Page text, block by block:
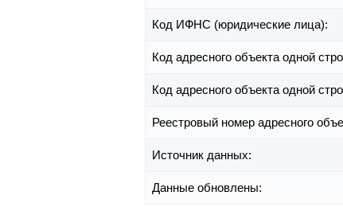
Код ИФНС (юридические лица):
Код адресного объекта одной
Код адресного объекта одной
Реестровый номер адресного
Источник данных:
Данные обновлены: